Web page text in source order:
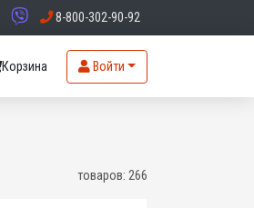
8-800-302-90-92
Корзина Войти
товаров: 266